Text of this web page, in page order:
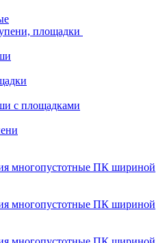
площадки
с площадками
многопустотные ПК шириной
многопустотные ПК шириной